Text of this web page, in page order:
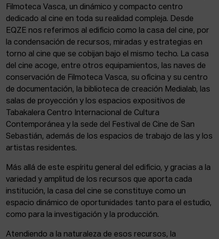
Filmoteca Vasca, un dinámico y compacto centro
dedicado al cine en toda su realidad compleja. Desde
EQZE nos referimos al edificio como la casa del cine, por
la condensación de recursos, miradas y estrategias en
torno al cine que se cobijan bajo el mismo techo. La casa
del cine acoge, entre otros equipamientos, las naves de
conservación de Filmoteca Vasca, su oficina y su centro
de documentación, la biblioteca de creación Medialab, las
salas de proyección y los espacios expositivos de
Tabakalera Centro Internacional de Cultura
Contemporánea y la sede del Festival de Cine de San
Sebastián, además de los espacios de trabajo de las y los
artistas residentes.
Más allá de este espíritu general del edificio, y gracias a la
variedad y amplitud de los recursos que aporta cada
institución, la casa del cine se constituye como un
espacio dinámico de oportunidades tanto para el estudio,
como para la investigación y la producción.
Atendiendo a la naturaleza de esos recursos, la